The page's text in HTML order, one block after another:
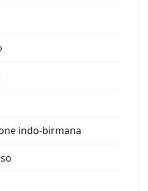
indo-birmana